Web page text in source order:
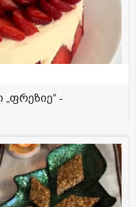
-